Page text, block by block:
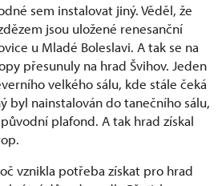
sem instalovat jiný. Věděl, že
jsou uložené renesanční
u Mladé Boleslavi. A tak se na
přesunuly na hrad Švihov. Jeden
velkého sálu, kde stále čeká
byl nainstalován do tanečního sálu,
plafond. A tak hrad získal
vznikla potřeba získat pro hrad